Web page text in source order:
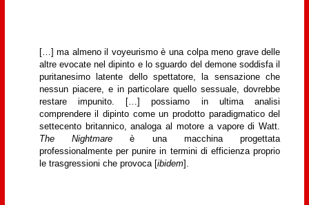
[…] ma almeno il voyeurismo è una colpa meno grave delle
altre evocate nel dipinto e lo sguardo del demone soddisfa il
puritanesimo latente dello spettatore, la sensazione che
nessun piacere, e in particolare quello sessuale, dovrebbe
restare impunito. […] possiamo in ultima analisi
comprendere il dipinto come un prodotto paradigmatico del
settecento britannico, analoga al motore a vapore di Watt.
The Nightmare è una macchina progettata
professionalmente per punire in termini di efficienza proprio
le trasgressioni che provoca [ ibidem].